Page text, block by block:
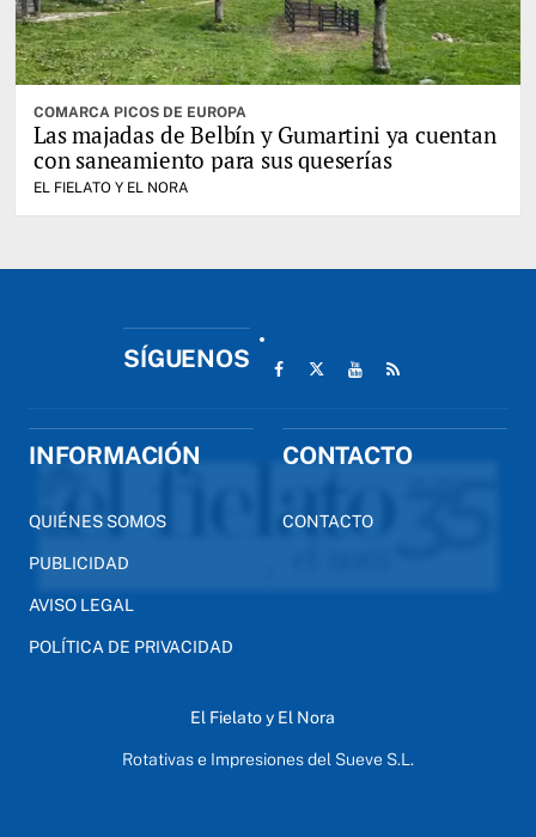
COMARCA PICOS DE EUROPA
Las majadas de Belbín y Gumartini ya cuentan
con saneamiento para sus queserías
EL FIELATO Y EL NORA
SÍGUENOS
INFORMACIÓN
QUIÉNES SOMOS
PUBLICIDAD
AVISO LEGAL
POLÍTICA DE PRIVACIDAD
CONTACTO
CONTACTO
El Fielato y El Nora
Rotativas e Impresiones del Sueve S.L.